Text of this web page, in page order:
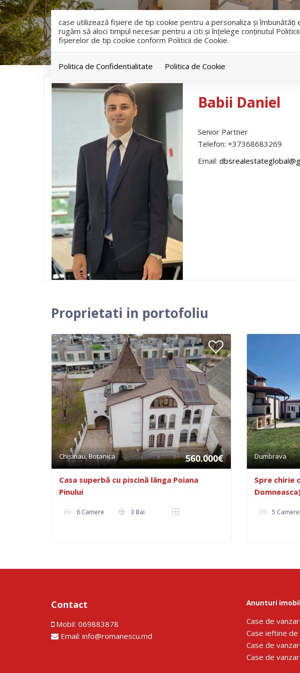
case utilizează fişiere de tip cookie pentru a personaliza și
rugăm să aloci timpul necesar pentru a citi și înțelege conținutul
fişierelor de tip cookie conform Politicii de Cookie.
Politica de Confidentialitate Politica de Cookie
Babii Daniel
Senior Partner
Telefon: +37368683269
Email:
Proprietati in portofoliu
Chisinau, Botanica 560.000€
Casa superbă cu piscină lânga Poiana
Pinului
6 Camere 3 Bai
Dumbrava
Spre chirie
5 Camere
Contact
Mobil: 069883878
Email: info@romanescu.md
Anunturi
Сase de
Сase ieftine de
Сase de
Сase de